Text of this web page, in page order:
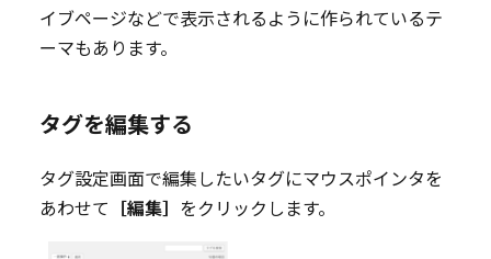
イブページなどで表示されるように作られているテ
ーマもあります。
タグを編集する
タグ設定画面で編集したいタグにマウスポインタを
あわせて
［編集］ をクリックします。